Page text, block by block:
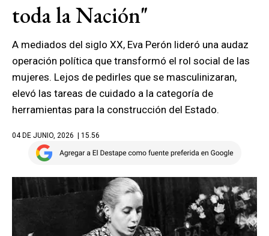
toda la Nación"
A mediados del siglo XX, Eva Perón lideró una audaz
operación política que transformó el rol social de las
mujeres. Lejos de pedirles que se masculinizaran,
elevó las tareas de cuidado a la categoría de
herramientas para la construcción del Estado.
04 DE JUNIO, 2026 | 15.56